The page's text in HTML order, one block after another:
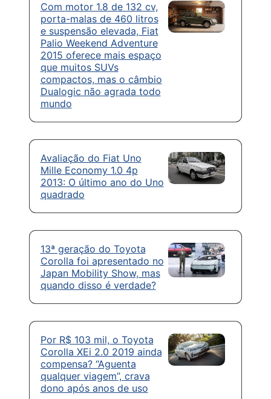
Com motor 1.8 de 132 cv,
porta-malas de 460 litros
e suspensão elevada, Fiat
Palio Weekend Adventure
2015 oferece mais espaço
que muitos SUVs
compactos, mas o câmbio
Dualogic não agrada todo
mundo
Avaliação do Fiat Uno
Mille Economy 1.0 4p
2013: O último ano do Uno
quadrado
13ª geração do Toyota
Corolla foi apresentado no
Japan Mobility Show, mas
quando disso é verdade?
Por R$ 103 mil, o Toyota
Corolla XEi 2.0 2019 ainda
compensa? “Aguenta
qualquer viagem”, crava
dono após anos de uso